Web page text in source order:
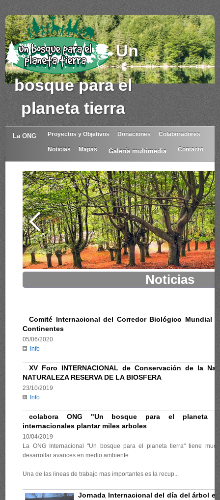
Un
bosque para el
planeta tierra
La ONG Proyectos y Objetivos Donaciones Colaboradores
Noticias Mapas Galería multimedia Contacto
Noticias
Comité Internacional del Corredor Biológico Mundial
Continentes
05/06/2020
Info
XV Foro INTERNACIONAL de Conservación de la
NATURALEZA RESERVA DE LA BIOSFERA
23/10/2019
Info
colabora ONG "Un bosque para el planeta
internacionales plantar miles arboles
10/04/2019
La ONG Internacional "Un bosque para el planeta tierra" tiene
desarrollar avances en medio ambiente.
Una de las lineas de trabajo mas importantes es la recup...
Jornada Internacional del día del árbol